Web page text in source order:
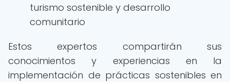
turismo sostenible y desarrollo
comunitario
Estos expertos compartirán sus
conocimientos y experiencias en la
implementación de prácticas sostenibles en